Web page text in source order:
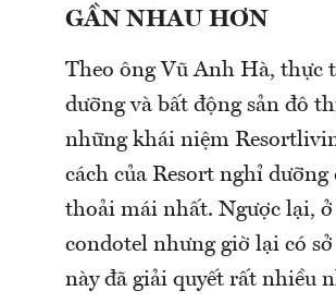
GẦN NHAU HƠN
Theo ông Vũ Anh Hà, thực
dưỡng và bất động sản đô
những khái niệm
cách của Resort nghỉ
thoải mái nhất. Ngược lại,
condotel nhưng giờ lại có
này đã giải quyết rất nhiều